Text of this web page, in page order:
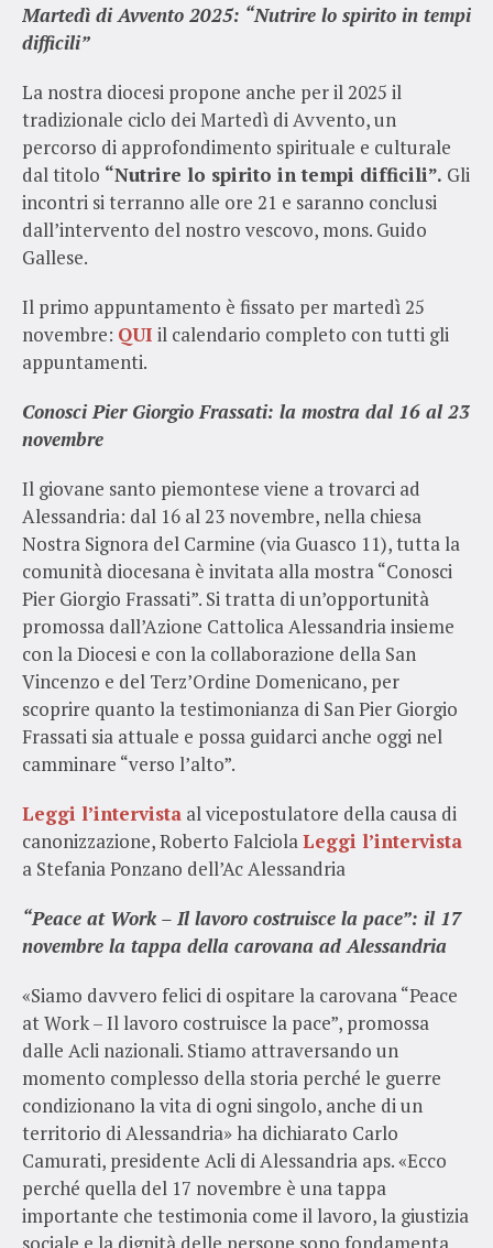
Martedì di Avvento 2025: “Nutrire lo spirito in tempi
difficili”
La nostra diocesi propone anche per il 2025 il
tradizionale ciclo dei Martedì di Avvento, un
percorso di approfondimento spirituale e culturale
dal titolo “Nutrire lo spirito in tempi difficili”. Gli
incontri si terranno alle ore 21 e saranno conclusi
dall’intervento del nostro vescovo, mons. Guido
Gallese.
Il primo appuntamento è fissato per martedì 25
novembre: QUI il calendario completo con tutti gli
appuntamenti.
Conosci Pier Giorgio Frassati: la mostra dal 16 al 23
novembre
Il giovane santo piemontese viene a trovarci ad
Alessandria: dal 16 al 23 novembre, nella chiesa
Nostra Signora del Carmine (via Guasco 11), tutta la
comunità diocesana è invitata alla mostra “Conosci
Pier Giorgio Frassati”. Si tratta di un’opportunità
promossa dall’Azione Cattolica Alessandria insieme
con la Diocesi e con la collaborazione della San
Vincenzo e del Terz’Ordine Domenicano, per
scoprire quanto la testimonianza di San Pier Giorgio
Frassati sia attuale e possa guidarci anche oggi nel
camminare “verso l’alto”.
Leggi l’intervista al vicepostulatore della causa di
canonizzazione, Roberto FalciolaLeggi l’intervista
a Stefania Ponzano dell’Ac Alessandria
“Peace at Work – Il lavoro costruisce la pace”: il 17
novembre la tappa della carovana ad Alessandria
«Siamo davvero felici di ospitare la carovana “Peace
at Work – Il lavoro costruisce la pace”, promossa
dalle Acli nazionali. Stiamo attraversando un
momento complesso della storia perché le guerre
condizionano la vita di ogni singolo, anche di un
territorio di Alessandria» ha dichiarato Carlo
Camurati, presidente Acli di Alessandria aps. «Ecco
perché quella del 17 novembre è una tappa
importante che testimonia come il lavoro, la giustizia